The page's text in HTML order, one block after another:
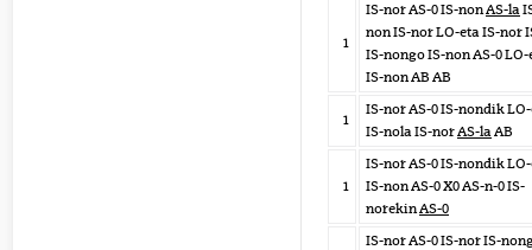
1
IS-nor AS-0 IS-nonAS-la
non IS-nor LO-eta IS-nor
IS-nongo IS-non AS-0 LO-
IS-non AB AB
1
IS-nor AS-0 IS-nondik
IS-nola IS-norAS-laAB
1
IS-nor AS-0 IS-nondik
IS-non AS-0 X0 AS-n-0 IS-
norekinAS-0
IS-nor AS-0 IS-nor IS-